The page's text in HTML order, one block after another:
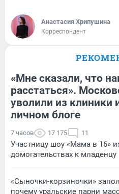
Анастасия Хрипушина
Корреспондент
«Мне сказали, что
расстаться».
уволили из клиники
личном блоге
7 часов 17 175 11
Участницу шоу «Мама в 16»
домогательствах к младенцу
«Сыночки-корзиночки»
почему уральские парни